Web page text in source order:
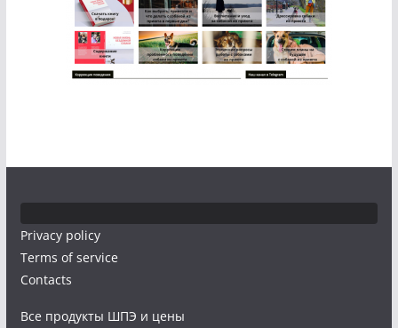
Privacy policy
Terms of service
Contacts
Все продукты ШПЭ и цены